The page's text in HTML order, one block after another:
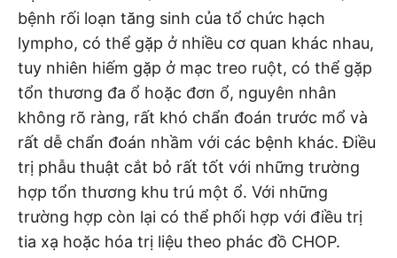
bệnh rối loạn tăng sinh của tổ chức hạch
lympho, có thể gặp ở nhiều cơ quan khác nhau,
tuy nhiên hiếm gặp ở mạc treo ruột, có thể gặp
tổn thương đa ổ hoặc đơn ổ, nguyên nhân
không rõ ràng, rất khó chẩn đoán trước mổ và
rất dễ chẩn đoán nhầm với các bệnh khác. Điều
trị phẫu thuật cắt bỏ rất tốt với những trường
hợp tổn thương khu trú một ổ. Với những
trường hợp còn lại có thể phối hợp với điều trị
tia xạ hoặc hóa trị liệu theo phác đồ CHOP.